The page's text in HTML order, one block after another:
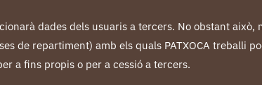
dades dels usuaris a tercers. No obstant
de repartiment) amb els quals PATXOCA treballi
a fins propis o per a cessió a tercers.